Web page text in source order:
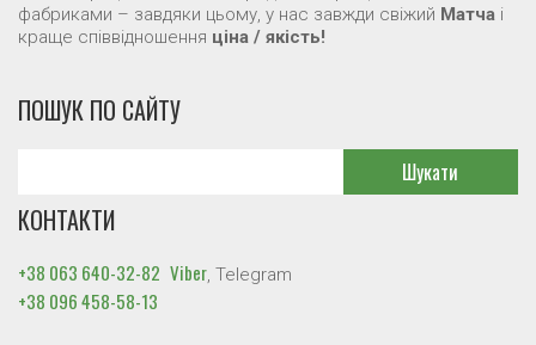
0
КОРЗИНА
Бобова паста Анко
Хлорела
Співробітництво
харчування
Морський колаген
фабриками – завдяки цьому, у нас завжди свіжий Матча і
краще співвідношення ціна / якість!
ПОШУК ПО САЙТУ
КОНТАКТИ
+38 063 640-32-82 Viber, Telegram
+38 096 458-58-13